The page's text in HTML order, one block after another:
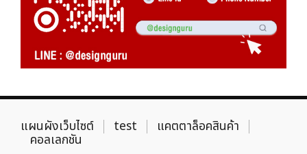
แผนผังเว็บไซต์ test แคตตาล็อคสินค้า
คอลเลกชัน